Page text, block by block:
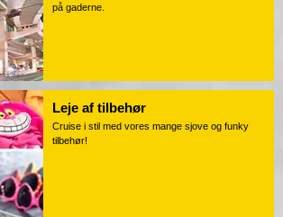
på gaderne.
Leje af tilbehør
Cruise i stil med vores mange sjove og funky
tilbehør!